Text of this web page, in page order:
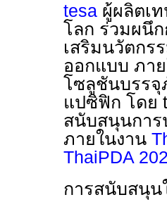
tesa ผู้ผลิตเ
โลก ร่วมผนึ
เสริมนวัตก
ออกแบบ ภา
โซลูชันบรร
แปซิฟิก โดย
สนับสนุนการ
ภายในงาน
ThaiPDA
การสนับสนุน